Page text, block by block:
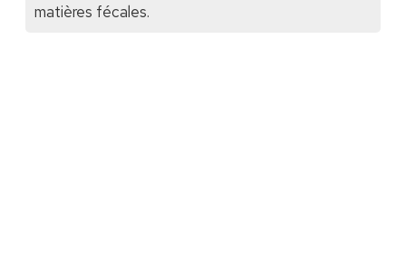
matières fécales.